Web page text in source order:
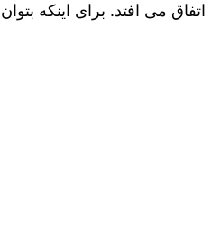
می افتد. برای اینکه بتوان